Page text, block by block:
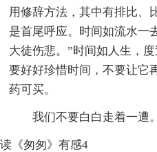
用修辞方法，其中有排比、
是首尾呼应。时间如流水一
大徒伤悲。”时间如人生，
要好好珍惜时间，不要让它
药可买。
我们不要白白走着一遭。
读《匆匆》有感4